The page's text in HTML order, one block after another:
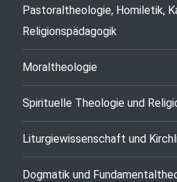
Pastoraltheologie, Homiletik,
Religionspädagogik
Moraltheologie
Spirituelle Theologie und
Liturgiewissenschaft und
Dogmatik und